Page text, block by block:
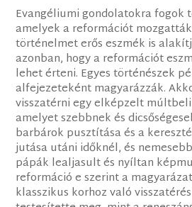
Evangéliumi gondolatokra fogok
amelyek a reformációt
történelmet erős eszmék is
azonban, hogy a reformációt
lehet érteni. Egyes történészek
alfejezeteként magyarázzák.
visszatérni egy elképzelt
amelyet szebbnek és
barbárok pusztítása és a
jutása utáni időknél, és
pápák lealjasult és nyíltan
reformáció e szerint a
klasszikus korhoz való